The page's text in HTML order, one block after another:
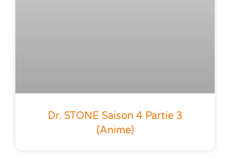
Dr. STONE Saison 4 Partie 3
(anime)